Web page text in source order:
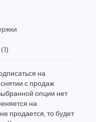
на
с продаж
опции нет
на
продается, то будет